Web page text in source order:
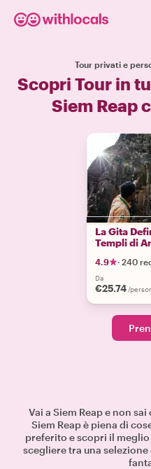
Tour privati e
Scopri Tour in
Siem Reap
La Gita
Templi di
4.9 · 240
Da
€25.74 /
Vai a Siem Reap e non
Siem Reap è piena di
preferito e scopri il
scegliere tra una